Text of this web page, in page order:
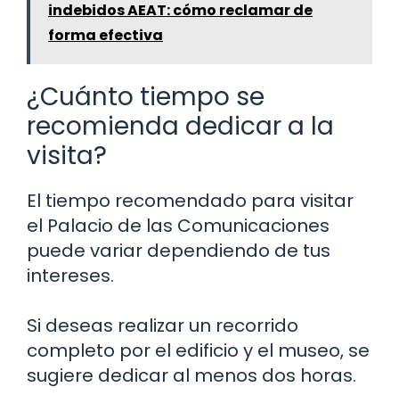
indebidos AEAT: cómo reclamar de
forma efectiva
¿Cuánto tiempo se
recomienda dedicar a la
visita?
El tiempo recomendado para visitar
el Palacio de las Comunicaciones
puede variar dependiendo de tus
intereses.
Si deseas realizar un recorrido
completo por el edificio y el museo, se
sugiere dedicar al menos dos horas.